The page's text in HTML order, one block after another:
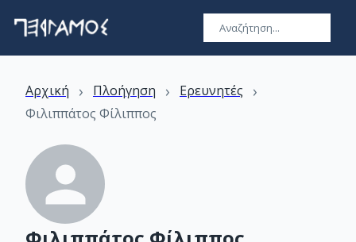
Αρχική › Πλοήγηση › Ερευνητές ›
Φιλιππάτος Φίλιππος